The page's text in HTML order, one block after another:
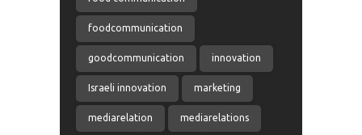
foodcommunication
goodcommunication innovation
Israeli innovation marketing
mediarelation mediarelations